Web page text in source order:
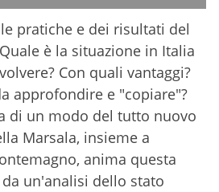
pratiche e dei risultati del
è la situazione in Italia
Con quali vantaggi?
approfondire e "copiare"?
di un modo del tutto nuovo
Marsala, insieme a
anima questa
un'analisi dello stato